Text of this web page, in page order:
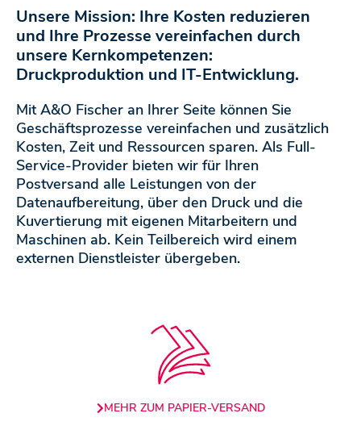
Unsere Mission: Ihre Kosten reduzieren
und Ihre Prozesse vereinfachen durch
unsere Kernkompetenzen:
Druckproduktion und IT-Entwicklung.
Mit A&O Fischer an Ihrer Seite können Sie
Geschäftsprozesse vereinfachen und zusätzlich
Kosten, Zeit und Ressourcen sparen. Als Full-
Service-Provider bieten wir für Ihren
Postversand alle Leistungen von der
Datenaufbereitung, über den Druck und die
Kuvertierung mit eigenen Mitarbeitern und
Maschinen ab. Kein Teilbereich wird einem
externen Dienstleister übergeben.
MEHR ZUM PAPIER-VERSAND